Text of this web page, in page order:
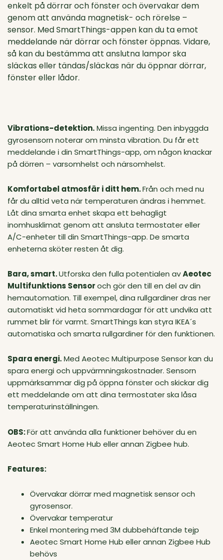
enkelt på dörrar och fönster och övervakar dem
genom att använda magnetisk- och rörelse –
sensor. Med SmartThings-appen kan du ta emot
meddelande när dörrar och fönster öppnas. Vidare,
så kan du bestämma att anslutna lampor ska
släckas eller tändas/släckas när du öppnar dörrar,
fönster eller lådor.
Vibrations-detektion.Missa ingenting. Den inbyggda
gyrosensorn noterar om minsta vibration. Du får ett
meddelande i din SmartThings-app, om någon knackar
på dörren – varsomhelst och närsomhelst.
Komfortabel atmosfär i ditt hem.Från och med nu
får du alltid veta när temperaturen ändras i hemmet.
Låt dina smarta enhet skapa ett behagligt
inomhusklimat genom att ansluta termostater eller
A/C-enheter till din SmartThings-app. De smarta
enheterna sköter resten åt dig.
Bara, smart.Utforska den fulla potentialen avAeotec
Multifunktions Sensoroch gör den till en del av din
hemautomation. Till exempel, dina rullgardiner dras ner
automatiskt vid heta sommardagar för att undvika att
rummet blir för varmt. SmartThings kan styra IKEA´s
automatiska och smarta rullgardiner för den funktionen.
Spara energi.Med Aeotec Multipurpose Sensor kan du
spara energi och uppvärmningskostnader. Sensorn
uppmärksammar dig på öppna fönster och skickar dig
ett meddelande om att dina termostater ska låsa
temperaturinställningen.
OBS:För att använda alla funktioner behöver du en
Aeotec Smart Home Hub eller annan Zigbee hub.
Features:
Övervakar dörrar med magnetisk sensor och
gyrosensor.
Övervakar temperatur
Enkel montering med 3M dubbehäftande tejp
Aeotec Smart Home Hub eller annan Zigbee Hub
behövs